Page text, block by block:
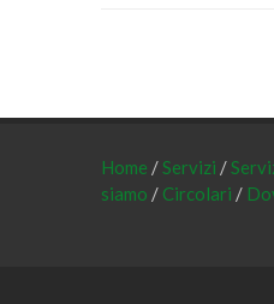
Home /Servizi /
siamo / Circolari /